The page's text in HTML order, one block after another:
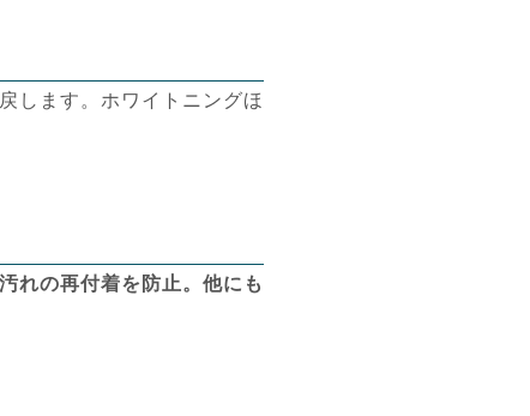
します。ホワイトニングほ
れの再付着を防止。他にも